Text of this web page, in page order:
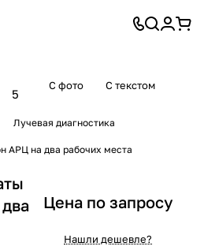
5
С фото С текстом
Лучевая диагностика
АРЦ на два рабочих места
Цена по запросу
Нашли дешевле?